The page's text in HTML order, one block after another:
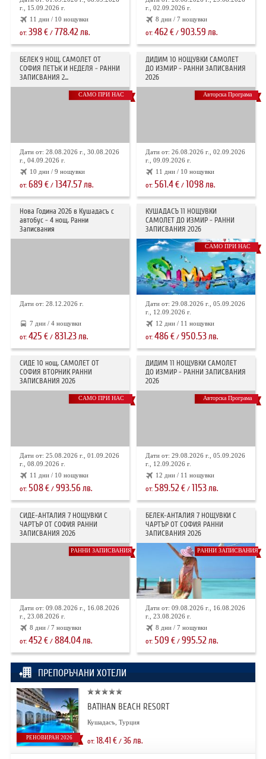
г., 15.09.2026 г.
11 дни / 10 нощувки
от: 398€/ 778.42лв.
г., 02.09.2026 г.
8 дни / 7 нощувки
от:462€ /903.59 лв.
БЕЛЕК 9 НОЩ. САМОЛЕТ ОТ
СОФИЯ ПЕТЪК И НЕДЕЛЯ - РАННИ
ЗАПИСВАНИЯ 2...
САМО ПРИ НАС
Дати от: 28.08.2026 г., 30.08.2026
г., 04.09.2026 г.
10 дни / 9 нощувки
от: 689 €/ 1347.57лв.
ДИДИМ 10 НОЩУВКИ САМОЛЕТ
ДО ИЗМИР - РАННИ ЗАПИСВАНИЯ
2026
Авторска Програма
Дати от: 26.08.2026 г., 02.09.2026
г., 09.09.2026 г.
11 дни / 10 нощувки
от:561.4€ / 1098лв.
Нова Година 2026 в Кушадасъ с
автобус - 4 нощ. Ранни
Записвания
Дати от: 28.12.2026 г.
7 дни / 4 нощувки
от: 425 €/ 831.23лв.
КУШАДАСЪ 11 НОЩУВКИ
САМОЛЕТ ДО ИЗМИР - РАННИ
ЗАПИСВАНИЯ 2026
САМО ПРИ НАС
Дати от: 29.08.2026 г., 05.09.2026
г., 12.09.2026 г.
12 дни / 11 нощувки
от:486€ /950.53лв.
СИДЕ 10 нощ. САМОЛЕТ ОТ
СОФИЯ ВТОРНИК РАННИ
ЗАПИСВАНИЯ 2026
САМО ПРИ НАС
Дати от: 25.08.2026 г., 01.09.2026
г., 08.09.2026 г.
11 дни / 10 нощувки
от: 508€/ 993.56лв.
ДИДИМ 11 НОЩУВКИ САМОЛЕТ
ДО ИЗМИР - РАННИ ЗАПИСВАНИЯ
2026
Авторска Програма
Дати от: 29.08.2026 г., 05.09.2026
г., 12.09.2026 г.
12 дни / 11 нощувки
от:589.52€ / 1153лв.
СИДЕ-АНТАЛИЯ 7 НОЩУВКИ С
ЧАРТЪР OT СОФИЯ РАННИ
ЗАПИСВАНИЯ 2026
РАННИ ЗАПИСВАНИЯ
Дати от: 09.08.2026 г., 16.08.2026
г., 23.08.2026 г.
8 дни / 7 нощувки
от: 452€/ 884.04лв.
БЕЛЕК-АНТАЛИЯ 7 НОЩУВКИ С
ЧАРТЪР ОТ СОФИЯ РАННИ
ЗАПИСВАНИЯ 2026
РАННИ ЗАПИСВАНИЯ
Дати от: 09.08.2026 г., 16.08.2026
г., 23.08.2026 г.
8 дни / 7 нощувки
от:509 € /995.52лв.
ПРЕПОРЪЧАНИ ХОТЕЛИ
РЕНОВИРАН 2026
BATIHAN BEACH RESORT
Кушадасъ, Турция
от: 18.41€/ 36лв.